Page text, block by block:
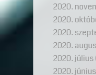
2020.
2020.
2020.
2020.
2020. július
2020. június